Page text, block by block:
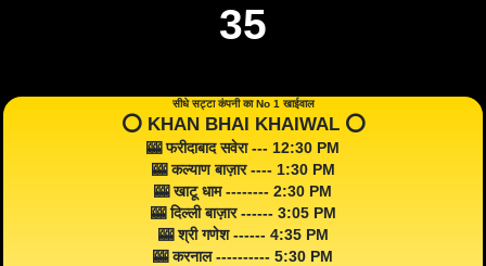
35
सीधे सट्टा कंपनी का No 1 खाईवाल
⭕️ KHAN BHAI KHAIWAL ⭕️
🎰 फरीदाबाद सवेरा --- 12:30 PM
🎰 कल्याण बाज़ार ---- 1:30 PM
🎰 खाटू धाम -------- 2:30 PM
🎰 दिल्ली बाज़ार ------ 3:05 PM
🎰 श्री गणेश ------ 4:35 PM
🎰 करनाल ---------- 5:30 PM